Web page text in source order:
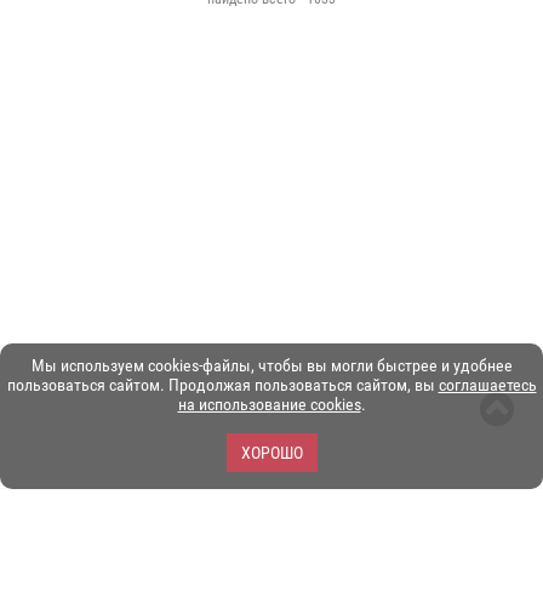
Мы используем cookies-файлы, чтобы вы могли быстрее и удобнее
пользоваться сайтом. Продолжая пользоваться сайтом, вы соглашаетесь
на использование cookies.
ХОРОШО